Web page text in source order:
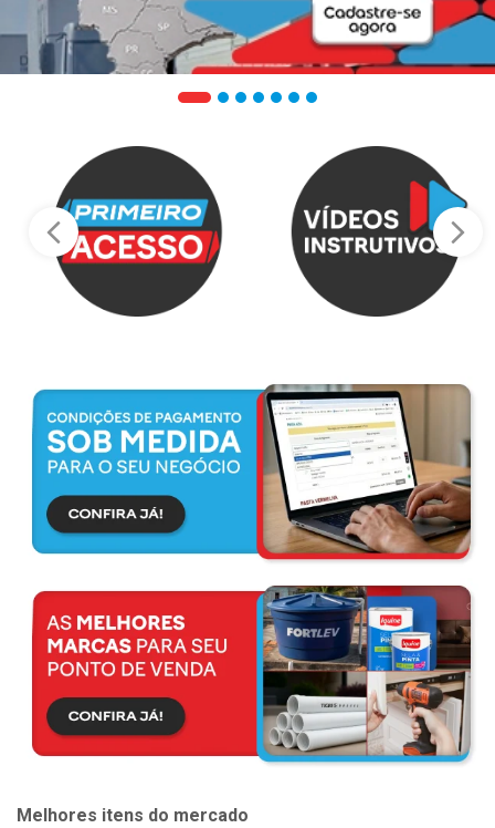
Melhores itens do mercado